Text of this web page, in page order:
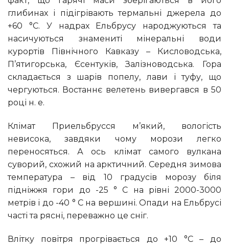
глибинах і підігрівають термальні джерела до
+60 °C. У надрах Ельбрусу народжуються та
насичуються знамениті мінеральні води
курортів Північного Кавказу – Кисловодська,
П’ятигорська, Єсентуків, Залізноводська. Гора
складається з шарів попелу, лави і туфу, що
чергуються. Востаннє велетень вивергався в 50
році н. е.
Клімат Приельбрусся м’який, вологість
невисока, завдяки чому морози легко
переносяться. А ось клімат самого вулкана
суворий, схожий на арктичний. Середня зимова
температура – від 10 градусів морозу біля
підніжжя гори до -25 ° C на рівні 2000-3000
метрів і до -40 ° C на вершині. Опади на Ельбрусі
часті та рясні, переважно це сніг.
Влітку повітря прогрівається до +10 °C – до